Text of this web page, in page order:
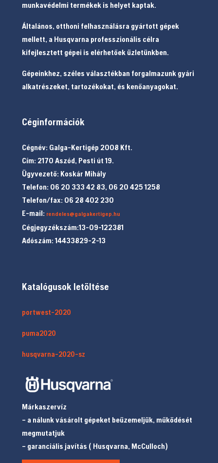
munkavédelmi termékek is helyet kaptak.
Általános, otthoni felhasználásra gyártott gépek
mellett, a Husqvarna professzionális célra
kifejlesztett gépei is elérhetőek üzletünkben.
Gépeinkhez, széles választékban forgalmazunk gyári
alkatrészeket, tartozékokat, és kenőanyagokat.
Céginformációk
Cégnév: Galga-Kertigép 2008 Kft.
Cím: 2170 Aszód, Pesti út 19.
Ügyvezető: Koskár Mihály
Telefon: 06 20 333 42 83, 06 20 425 1258
Telefon/fax: 06 28 402 230
E-mail: rendeles@galgakertigep.hu
Cégjegyzékszám:13-09-122381
Adószám: 14433829-2-13
Katalógusok letöltése
portwest-2020
puma2020
husqvarna-2020-sz
Márkaszervíz
– a nálunk vásárolt gépeket beüzemeljük, működését
megmutatjuk
– garanciális javítás ( Husqvarna, McCulloch)